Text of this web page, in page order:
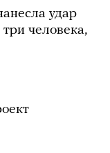
удар
человека,